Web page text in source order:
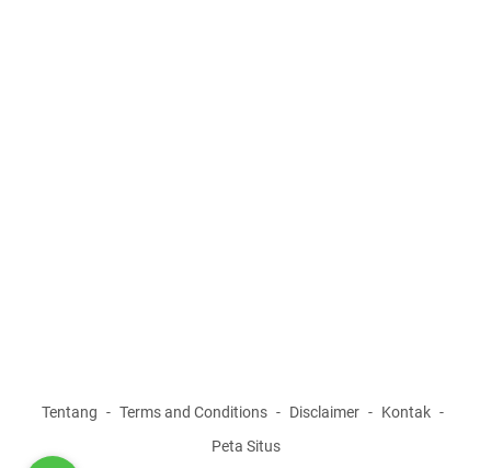
Tentang Terms and Conditions Disclaimer
Kontak
Peta Situs